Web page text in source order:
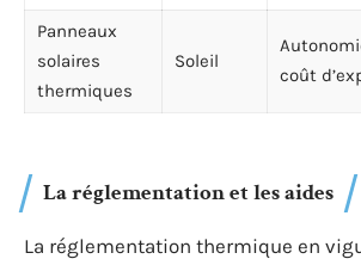
Panneaux
solaires
thermiques
Soleil
coût
La réglementation et les aides
La réglementation thermique en